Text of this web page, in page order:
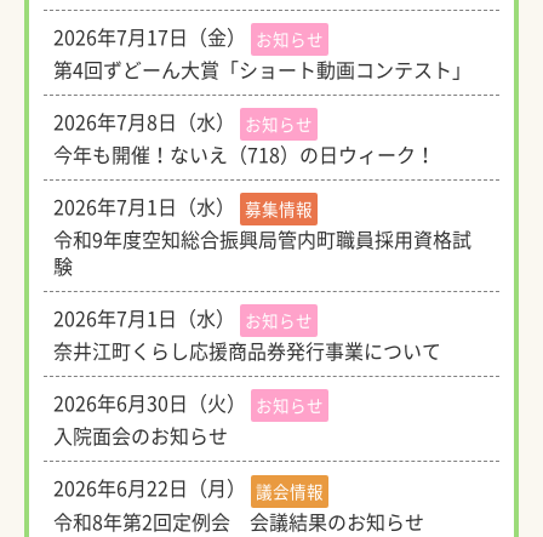
2026年7月17日（金）
お知らせ
第4回ずどーん大賞「ショート動画コンテスト」
2026年7月8日（水）
お知らせ
今年も開催！ないえ（718）の日ウィーク！
2026年7月1日（水）
募集情報
令和9年度空知総合振興局管内町職員採用資格試
験
2026年7月1日（水）
お知らせ
奈井江町くらし応援商品券発行事業について
2026年6月30日（火）
お知らせ
入院面会のお知らせ
2026年6月22日（月）
議会情報
令和8年第2回定例会 会議結果のお知らせ